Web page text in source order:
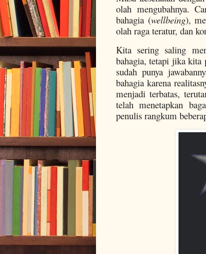
olah mengubahnya.
bahagia (wellbeing),
olah raga teratur, dan
Kita sering saling
bahagia, tetapi jika kita
sudah punya
bahagia karena
menjadi terbatas,
telah menetapkan
penulis rangkum